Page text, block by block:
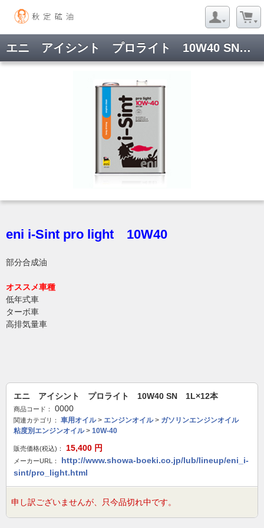
エニ アイシント プロライト 10W40 SN 1L×12本
eni i-Sint pro light 10W40
部分合成油
オススメ車種
低年式車
ターボ車
高排気量車
エニ アイシント プロライト 10W40 SN 1L×12本
商品コード： 0000
関連カテゴリ： 車用オイル> エンジンオイル> ガソリンエンジンオイル
粘度別エンジンオイル> 10W-40
販売価格(税込)： 15,400 円
メーカーURL：
http://www.showa-boeki.co.jp/lub/lineup/eni_i-
sint/pro_light.html
申し訳ございませんが、只今品切れ中です。
ようこそ ゲストさん
当サイトについて お問い合わせ
特定商取引に関する表記
Copyright © 2005- 2026 Akisada Oil Onlinestore All rights reserved.